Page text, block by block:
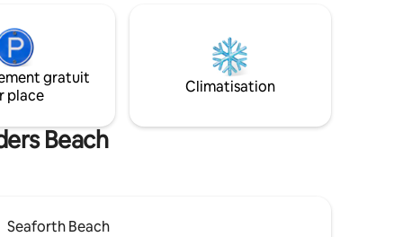
au-
tout a
: levers
entièrement équipée, chambres
exquises et terrasses impressionnantes.
gratuit
place
Climatisation
Beach
Seaforth Beach